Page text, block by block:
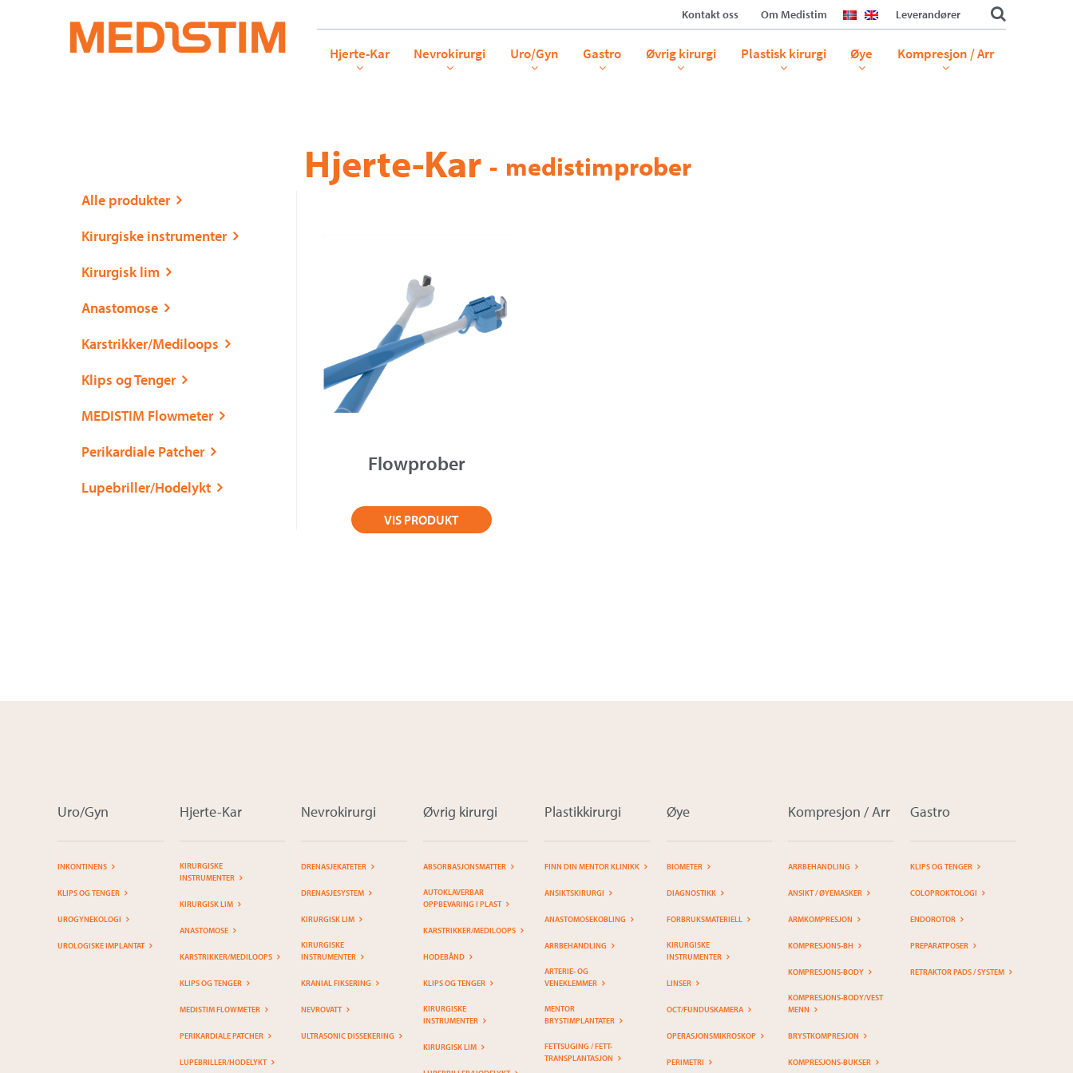
Medistim.no Kontakt oss Om Medistim Leverandører
Hjerte-Kar Nevrokirurgi Uro/Gyn Gastro Øvrig kirurgi Plastisk kirurgi Øye Kompresjon / Arr
Alle produkter
Kirurgiske instrumenter
Kirurgisk lim
Anastomose
Karstrikker/Mediloops
Klips og Tenger
MEDISTIM Flowmeter
Perikardiale Patcher
Lupebriller/Hodelykt
Hjerte-Kar - medistimprober
Flowprober
VIS PRODUKT
Uro/Gyn
INKONTINENS
KLIPS OG TENGER
UROGYNEKOLOGI
UROLOGISKE IMPLANTAT
Hjerte-Kar
KIRURGISKE
INSTRUMENTER
KIRURGISK LIM
ANASTOMOSE
KARSTRIKKER/MEDILOOPS
KLIPS OG TENGER
MEDISTIM FLOWMETER
PERIKARDIALE PATCHER
LUPEBRILLER/HODELYKT
Nevrokirurgi
DRENASJEKATETER
DRENASJESYSTEM
KIRURGISK LIM
KIRURGISKE
INSTRUMENTER
KRANIAL FIKSERING
NEVROVATT
ULTRASONIC DISSEKERING
Øvrig kirurgi
ABSORBASJONSMATTER
AUTOKLAVERBAR
OPPBEVARING I PLAST
KARSTRIKKER/MEDILOOPS
HODEBÅND
KLIPS OG TENGER
KIRURGISKE
INSTRUMENTER
KIRURGISK LIM
Plastikkirurgi
FINN DIN MENTOR KLINIKK
ANSIKTSKIRURGI
ANASTOMOSEKOBLING
ARRBEHANDLING
ARTERIE- OG
VENEKLEMMER
MENTOR
BRYSTIMPLANTATER
FETTSUGING / FETT-
TRANSPLANTASJON
Øye
BIOMETER
DIAGNOSTIKK
FORBRUKSMATERIELL
KIRURGISKE
INSTRUMENTER
LINSER
OCT/FUNDUSKAMERA
OPERASJONSMIKROSKOP
PERIMETRI
Kompresjon / Arr
ARRBEHANDLING
ANSIKT / ØYEMASKER
ARMKOMPRESJON
KOMPRESJONS-BH
KOMPRESJONS-BODY
KOMPRESJONS-BODY/VEST
MENN
BRYSTKOMPRESJON
KOMPRESJONS-BUKSER
Gastro
KLIPS OG TENGER
COLOPROKTOLOGI
ENDOROTOR
PREPARATPOSER
RETRAKTOR PADS / SYSTEM